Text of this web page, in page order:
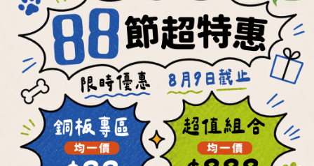
【OKi肉骨餅】低敏
新奇蛋白質機能口
味
NT$250 ~ NT$3,650
NT$7,000
【OKi肉骨餅】毛孩
專屬海陸餐
NT$280 ~ NT$3,870
NT$7,840